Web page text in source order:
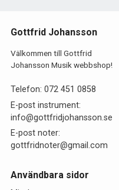
Gottfrid Johansson
Välkommen till Gottfrid
Johansson Musik webbshop!
Telefon: 072 451 0858
E-post instrument:
info@gottfridjohansson.se
E-post noter:
gottfridnoter@gmail.com
Användbara sidor